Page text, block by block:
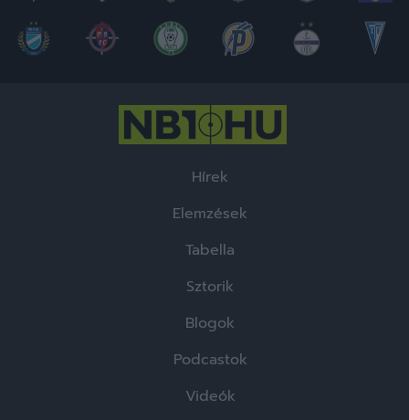
Hírek
Elemzések
Tabella
Sztorik
Blogok
Podcastok
Videók